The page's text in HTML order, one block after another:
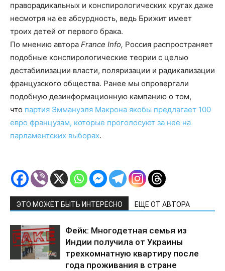
праворадикальных и конспирологических кругах даже
несмотря на ее абсурдность, ведь Брижит имеет
троих детей от первого брака.
По мнению автора France Info, Россия распространяет
подобные конспирологические теории с целью
дестабилизации власти, поляризации и радикализации
французского общества. Ранее мы опровергали
подобную дезинформационную кампанию о том,
что партия Эммануэля Макрона якобы предлагает 100
евро французам, которые проголосуют за нее на
парламентских выборах.
ЭТО МОЖЕТ БЫТЬ ИНТЕРЕСНО ЕЩЕ ОТ АВТОРА
Фейк: Многодетная семья из
Индии получила от Украины
трехкомнатную квартиру после
года проживания в стране